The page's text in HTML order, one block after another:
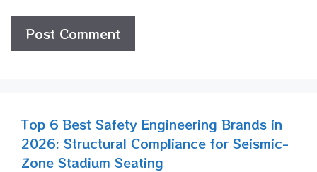
Top 6 Best Safety Engineering Brands in
2026: Structural Compliance for Seismic-
Zone Stadium Seating